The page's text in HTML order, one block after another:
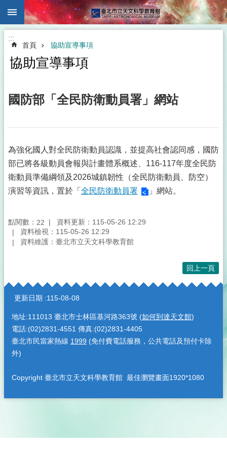
跳到主要內容區塊
:::
首頁 協助宣導事項
協助宣導事項
國防部「全民防衛動員署」網站
為強化國人對全民防衛動員認識，並提高社會認同感，國防
部已將各級動員會報與計畫體系概述、116-117年度全民防
衛動員準備綱領及2026城鎮韌性（全民防衛動員、防空）
演習等資訊，置於「 全民防衛動員署 」網站。
點閱數： 22
資料更新：115-05-26 12:29
資料檢視：115-05-26 12:29
資料維護：臺北市立天文科學教育館
回上一頁
:::
更新日期 115-08-08
地址:111013 臺北市士林區基河路363號 (如何到達天文館)
電話:(02)2831-4551 傳真:(02)2831-4405
臺北市民當家熱線 1999 (免付費電話服務，公共電話及預付卡除
外)
Copyright 臺北市立天文科學教育館 最佳瀏覽畫面1920*1080